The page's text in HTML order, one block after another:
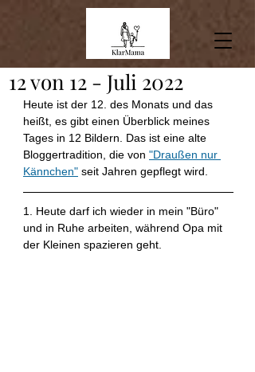
12 von 12 - Juli 2022
Heute ist der 12. des Monats und das
heißt, es gibt einen Überblick meines
Tages in 12 Bildern. Das ist eine alte
Bloggertradition, die von "Draußen nur
Kännchen" seit Jahren gepflegt wird.
1. Heute darf ich wieder in mein "Büro"
und in Ruhe arbeiten, während Opa mit
der Kleinen spazieren geht.